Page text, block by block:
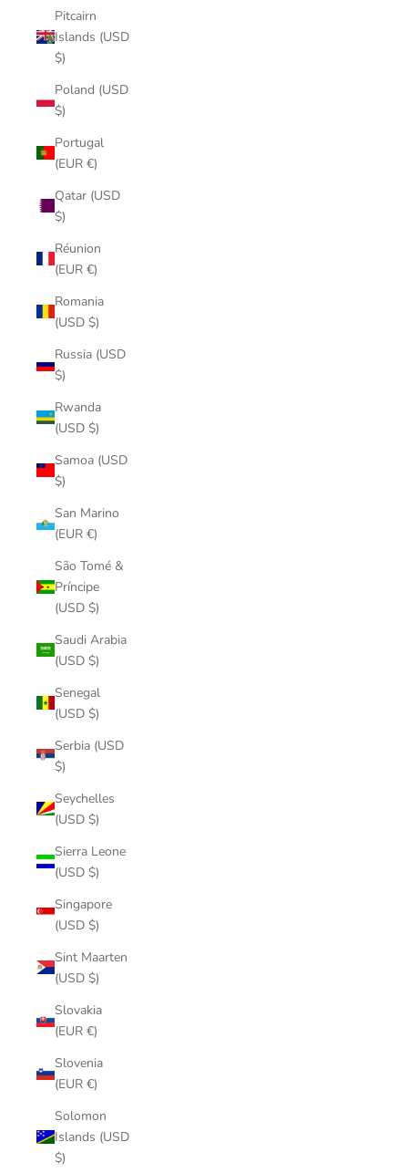
Pitcairn
Islands (USD
$)
Poland (USD
$)
Portugal
(EUR €)
Qatar (USD
$)
Réunion
(EUR €)
Romania
(USD $)
Russia (USD
$)
Rwanda
(USD $)
Samoa (USD
$)
San Marino
(EUR €)
São Tomé &
Príncipe
(USD $)
Saudi Arabia
(USD $)
Senegal
(USD $)
Serbia (USD
$)
Seychelles
(USD $)
Sierra Leone
(USD $)
Singapore
(USD $)
Sint Maarten
(USD $)
Slovakia
(EUR €)
Slovenia
(EUR €)
Solomon
Islands (USD
$)